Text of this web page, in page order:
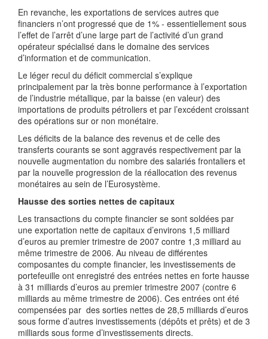
En revanche, les exportations de services autres que
financiers n’ont progressé que de 1% - essentiellement sous
l’effet de l’arrêt d’une large part de l’activité d’un grand
opérateur spécialisé dans le domaine des services
d’information et de communication.
Le léger recul du déficit commercial s’explique
principalement par la très bonne performance à l’exportation
de l’industrie métallique, par la baisse (en valeur) des
importations de produits pétroliers et par l’excédent croissant
des opérations sur or non monétaire.
Les déficits de la balance des revenus et de celle des
transferts courants se sont aggravés respectivement par la
nouvelle augmentation du nombre des salariés frontaliers et
par la nouvelle progression de la réallocation des revenus
monétaires au sein de l’Eurosystème.
Hausse des sorties nettes de capitaux
Les transactions du compte financier se sont soldées par
une exportation nette de capitaux d’environs 1,5 milliard
d’euros au premier trimestre de 2007 contre 1,3 milliard au
même trimestre de 2006. Au niveau de différentes
composantes du compte financier, les investissements de
portefeuille ont enregistré des entrées nettes en forte hausse
à 31 milliards d’euros au premier trimestre 2007 (contre 6
milliards au même trimestre de 2006). Ces entrées ont été
compensées par des sorties nettes de 28,5 milliards d’euros
sous forme d’autres investissements (dépôts et prêts) et de 3
milliards sous forme d’investissements directs.